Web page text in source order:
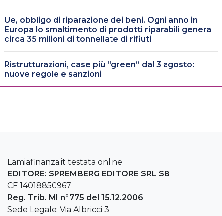
Ue, obbligo di riparazione dei beni. Ogni anno in
Europa lo smaltimento di prodotti riparabili genera
circa 35 milioni di tonnellate di rifiuti
Ristrutturazioni, case più “green” dal 3 agosto:
nuove regole e sanzioni
Lamiafinanza.it testata online
EDITORE: SPREMBERG EDITORE SRL SB
CF 14018850967
Reg. Trib. MI n°775 del 15.12.2006
Sede Legale: Via Albricci 3